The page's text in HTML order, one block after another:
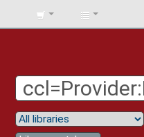
BIBLIOTECA